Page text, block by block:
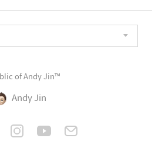
of Andy Jin™
Andy Jin